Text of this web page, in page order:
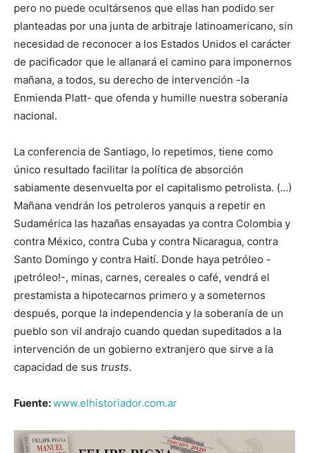
pero no puede ocultársenos que ellas han podido ser
planteadas por una junta de arbitraje latinoamericano, sin
necesi­dad de reconocer a los Estados Unidos el carácter
de pacificador que le allanará el camino para imponernos
mañana, a todos, su derecho de intervención -la
Enmienda Platt- que ofenda y humi­lle nuestra soberanía
nacional.
La conferencia de Santiago, lo repetimos, tiene como
único resultado facilitar la política de absorción
sabiamente desenvuel­ta por el capitalismo petrolista. (…)
Mañana vendrán los petroleros yanquis a repetir en
Sudamérica las hazañas ensayadas ya contra Colombia y
contra México, contra Cuba y contra Nicaragua, con­tra
Santo Domingo y contra Haití. Donde haya petróleo -
¡petró­leo!-, minas, carnes, cereales o café, vendrá el
prestamista a hipo­tecarnos primero y a someternos
después, porque la indepen­dencia y la soberanía de un
pueblo son vil andrajo cuando que­dan supeditados a la
intervención de un gobierno extranjero que sirve a la
capacidad de sus trusts.
Fuente:www.elhistoriador.com.ar